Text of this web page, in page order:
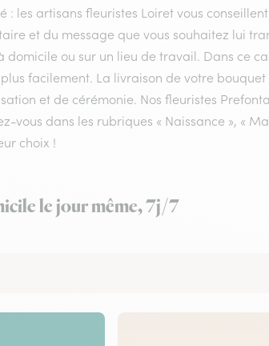
: les artisans fleuristes Loiret vous
et du message que vous souhaitez lui
ou sur un lieu de travail. Dans ce
facilement. La livraison de votre
et de cérémonie. Nos fleuristes
dans les rubriques « Naissance », «
choix !
le jour même, 7j/7